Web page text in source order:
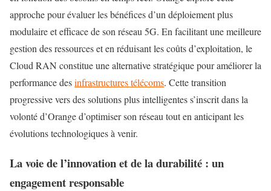
approche pour évaluer les bénéfices d’un déploiement plus
modulaire et efficace de son réseau 5G. En facilitant une meilleure
gestion des ressources et en réduisant les coûts d’exploitation, le
Cloud RAN constitue une alternative stratégique pour améliorer la
performance desinfrastructures télécoms. Cette transition
progressive vers des solutions plus intelligentes s’inscrit dans la
volonté d’Orange d’optimiser son réseau tout en anticipant les
évolutions technologiques à venir.
La voie de l’innovation et de la durabilité : un
engagement responsable